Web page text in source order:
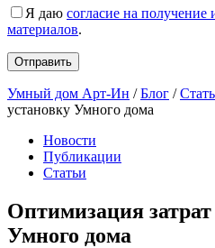
Я даю согласие на
материалов.
Умный дом Арт-Ин /Блог /
установку Умного дома
Новости
Публикации
Статьи
Оптимизация затрат
Умного дома